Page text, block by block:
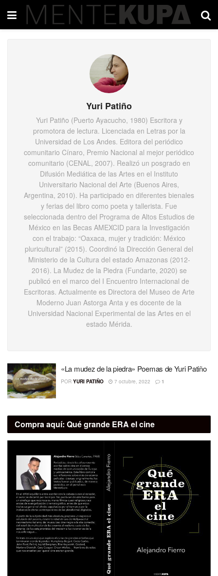
Yuri Patiño
Yuri Patiño (Puerto Ayacucho, 1980) Escritora y
promotora de lectura. Licenciada en Letras por la
Universidad de Los Andes. Editora del periódico
comunitario Cínaro, Premio Nacional al mejor periódico
comunitario (CENAL, 2007). Realizó un posgrado en
Difusión Mediática de las Artes en el Instituto
Universitario Nacional del Arte (Buenos Aires,
Argentina, 2010). Ha participado en diferentes bienales
y ferias del libro como poeta y tallerista. Fue
seleccionada dentro del Programa de Altos Estudios de
México en las Becas AMEXCID para la Investigación
con el trabajo: “Oaxaca, mujer y tradición: México
pluricultural” (2015). Coordinó la Dirección General del
Ministerio de la Cultura del estado Amazonas (2012-
2016). La Mudez de la Piedra (Fundarte, 2020) se
publicó en el marco del I Encuentro Internacional de
Escritoras. Actualmente es Directora del Museo de Arte
Moderno Juan Astorga Anta y es docente de la
Universidad Nacional Experimental de las Artes en el
estado Mérida.
«La mudez de la piedra» Poemas de Yuri Patiño
POR YURI PATIÑO 7 octubre, 2022 1
Compra aquí: Qué grande ERA el cine